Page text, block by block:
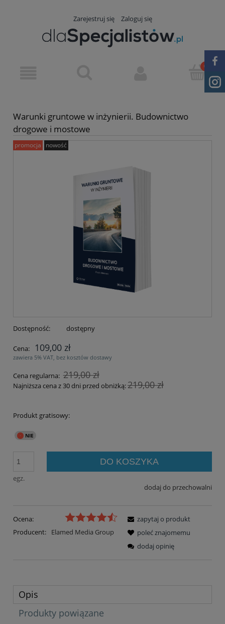
Zarejestruj się Zaloguj się
Warunki gruntowe w inżynierii. Budownictwo
drogowe i mostowe
promocja nowość
Dostępność: dostępny
Cena: 109,00 zł
zawiera 5% VAT, bez kosztów dostawy
Cena regularna: 219,00 zł
Najniższa cena z 30 dni przed obniżką:219,00 zł
Produkt gratisowy:
egz.
DO KOSZYKA
dodaj do przechowalni
Ocena:
Producent:
Elamed Media Group
zapytaj o produkt
poleć znajomemu
dodaj opinię
Opis
Produkty powiązane